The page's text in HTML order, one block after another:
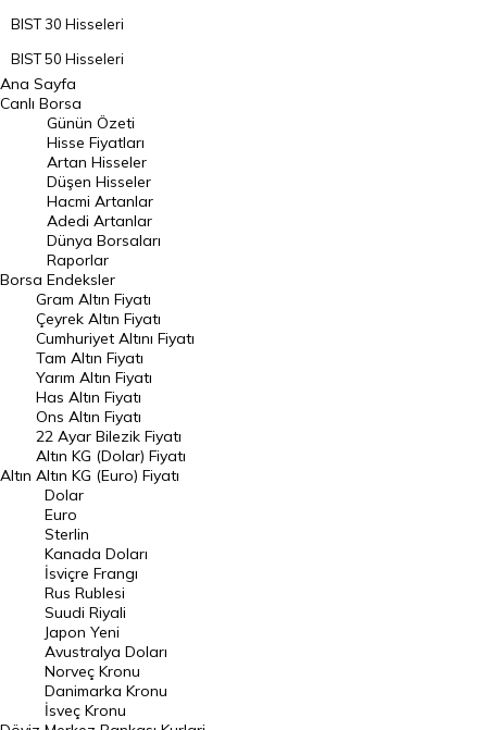
BIST 30 Hisseleri
BIST 50 Hisseleri
BIST 100 Hisseleri
En Çok Artan Hisseler
En Çok Düşen Hisseler
Hacmi Artanlar
Geçmiş Kapanışlar
Dünya Borsaları
Raporlar
Endeksler
DÖVİZ
Döviz Kuru
Dolar Kuru
Euro Kuru
Pound Kuru
Frank Kuru
Riyal Kuru
Avustralya Doları
Danimarka Kronu Kuru
Kanada Doları Kuru
Ana Sayfa
Canlı Borsa
Borsa
Günün Özeti
Hisse Fiyatları
Artan Hisseler
Düşen Hisseler
Hacmi Artanlar
Adedi Artanlar
Dünya Borsaları
Raporlar
Endeksler
Altın
Gram Altın Fiyatı
Çeyrek Altın Fiyatı
Cumhuriyet Altını Fiyatı
Tam Altın Fiyatı
Yarım Altın Fiyatı
Has Altın Fiyatı
Ons Altın Fiyatı
22 Ayar Bilezik Fiyatı
Altın KG (Dolar) Fiyatı
Altın KG (Euro) Fiyatı
Dolar
Euro
Sterlin
Kanada Doları
İsviçre Frangı
Rus Rublesi
Suudi Riyali
Japon Yeni
Avustralya Doları
Norveç Kronu
Danimarka Kronu
İsveç Kronu